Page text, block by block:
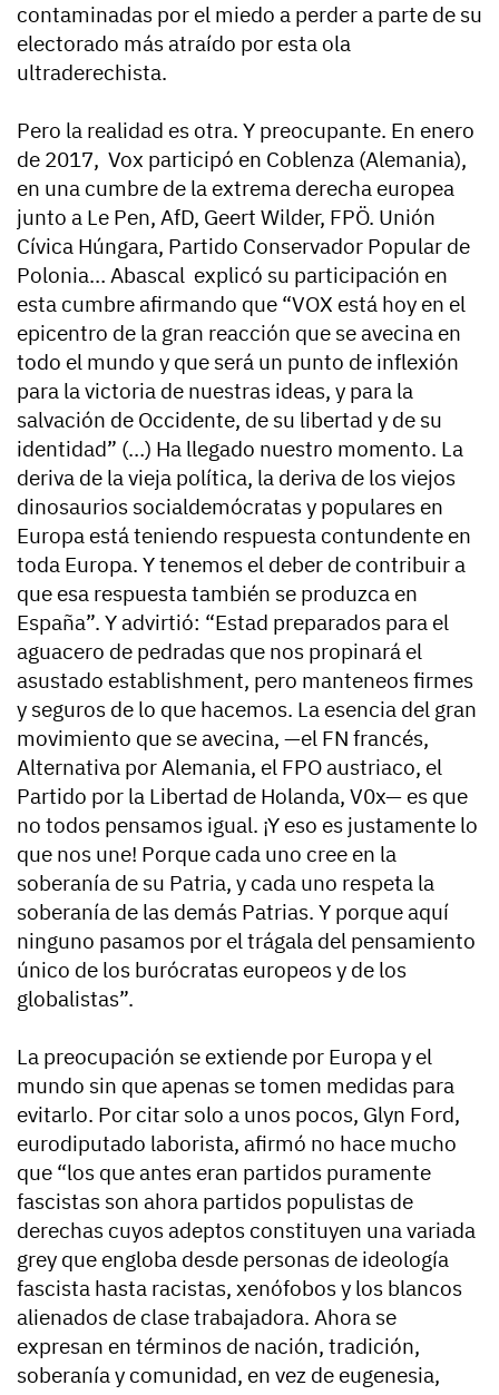
contaminadas por el miedo a perder a parte de su
electorado más atraído por esta ola
ultraderechista.
Pero la realidad es otra. Y preocupante. En enero
de 2017, Vox participó en Coblenza (Alemania),
en una cumbre de la extrema derecha europea
junto a Le Pen, AfD, Geert Wilder, FPÖ. Unión
Cívica Húngara, Partido Conservador Popular de
Polonia… Abascal explicó su participación en
esta cumbre afirmando que “VOX está hoy en el
epicentro de la gran reacción que se avecina en
todo el mundo y que será un punto de inflexión
para la victoria de nuestras ideas, y para la
salvación de Occidente, de su libertad y de su
identidad” (…) Ha llegado nuestro momento. La
deriva de la vieja política, la deriva de los viejos
dinosaurios socialdemócratas y populares en
Europa está teniendo respuesta contundente en
toda Europa. Y tenemos el deber de contribuir a
que esa respuesta también se produzca en
España”. Y advirtió: “Estad preparados para el
aguacero de pedradas que nos propinará el
asustado establishment, pero manteneos firmes
y seguros de lo que hacemos. La esencia del gran
movimiento que se avecina, —el FN francés,
Alternativa por Alemania, el FPO austriaco, el
Partido por la Libertad de Holanda, V0x— es que
no todos pensamos igual. ¡Y eso es justamente lo
que nos une! Porque cada uno cree en la
soberanía de su Patria, y cada uno respeta la
soberanía de las demás Patrias. Y porque aquí
ninguno pasamos por el trágala del pensamiento
único de los burócratas europeos y de los
globalistas”.
La preocupación se extiende por Europa y el
mundo sin que apenas se tomen medidas para
evitarlo. Por citar solo a unos pocos, Glyn Ford,
eurodiputado laborista, afirmó no hace mucho
que “los que antes eran partidos puramente
fascistas son ahora partidos populistas de
derechas cuyos adeptos constituyen una variada
grey que engloba desde personas de ideología
fascista hasta racistas, xenófobos y los blancos
alienados de clase trabajadora. Ahora se
expresan en términos de nación, tradición,
soberanía y comunidad, en vez de eugenesia,